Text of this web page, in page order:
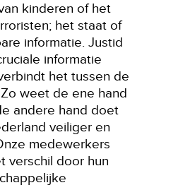
kinderen of het
het staat of
informatie. Justid
informatie
het tussen de
weet de ene hand
andere hand doet
veiliger en
medewerkers
verschil door hun